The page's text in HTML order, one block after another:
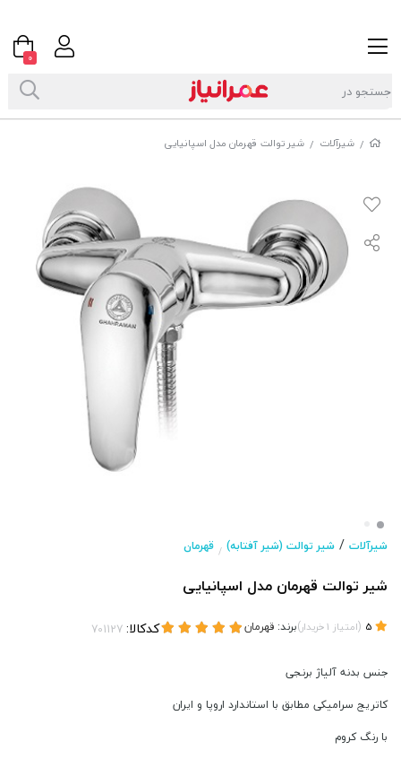
/ شیرآلات / شیر توالت قهرمان مدل اسپانیایی
شیرآلات / شیر توالت (شیر آفتابه) / قهرمان
شیر توالت قهرمان مدل اسپانیایی
(امتیاز 1خریدار)برند: قهرمان کدکالا:
جنس بدنه آلیاژ برنجی
کاتریج سرامیکی مطابق با استاندارد اروپا و ایران
با رنگ کروم
0